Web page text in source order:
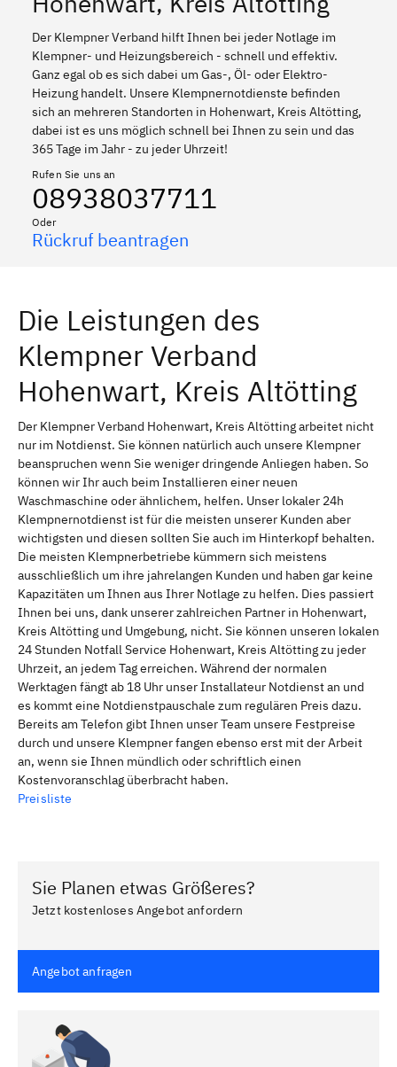
Der Klempner Verband hilft Ihnen bei jeder Notlage im
Klempner- und Heizungsbereich - schnell und effektiv.
Ganz egal ob es sich dabei um Gas-, Öl- oder Elektro-
Heizung handelt. Unsere Klempnernotdienste befinden
sich an mehreren Standorten in Hohenwart, Kreis Altötting,
dabei ist es uns möglich schnell bei Ihnen zu sein und das
365 Tage im Jahr - zu jeder Uhrzeit!
Rufen Sie uns an
08938037711
Oder
Rückruf beantragen
Die Leistungen des
Klempner Verband
Hohenwart, Kreis Altötting
Der Klempner Verband Hohenwart, Kreis Altötting arbeitet nicht
nur im Notdienst. Sie können natürlich auch unsere Klempner
beanspruchen wenn Sie weniger dringende Anliegen haben. So
können wir Ihr auch beim Installieren einer neuen
Waschmaschine oder ähnlichem, helfen. Unser lokaler 24h
Klempnernotdienst ist für die meisten unserer Kunden aber
wichtigsten und diesen sollten Sie auch im Hinterkopf behalten.
Die meisten Klempnerbetriebe kümmern sich meistens
ausschließlich um ihre jahrelangen Kunden und haben gar keine
Kapazitäten um Ihnen aus Ihrer Notlage zu helfen. Dies passiert
Ihnen bei uns, dank unserer zahlreichen Partner in Hohenwart,
Kreis Altötting und Umgebung, nicht. Sie können unseren lokalen
24 Stunden Notfall Service Hohenwart, Kreis Altötting zu jeder
Uhrzeit, an jedem Tag erreichen. Während der normalen
Werktagen fängt ab 18 Uhr unser Installateur Notdienst an und
es kommt eine Notdienstpauschale zum regulären Preis dazu.
Bereits am Telefon gibt Ihnen unser Team unsere Festpreise
durch und unsere Klempner fangen ebenso erst mit der Arbeit
an, wenn sie Ihnen mündlich oder schriftlich einen
Kostenvoranschlag überbracht haben.
Preisliste
Sie Planen etwas Größeres?
Jetzt kostenloses Angebot anfordern
Angebot anfragen